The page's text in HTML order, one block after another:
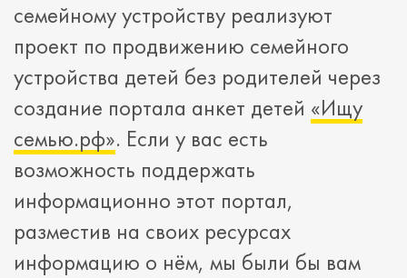
семейному устройству реализуют
проект по продвижению семейного
устройства детей без родителей через
создание портала анкет детей «Ищу
семью.рф». Если у вас есть
возможность поддержать
информационно этот портал,
разместив на своих ресурсах
информацию о нём, мы были бы вам